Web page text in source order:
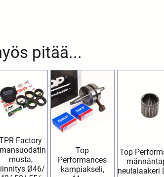
pitää...
Factory
musta,
Ø46/
Top
Performances
kampiakseli,
Top
neulalaakeri